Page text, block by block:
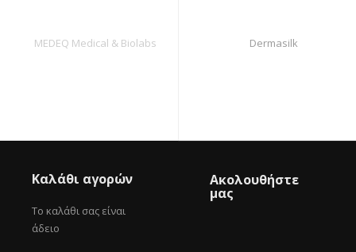
Καλάθι αγορών
Το καλάθι σας είναι
άδειο
Ακολουθήστε
μας